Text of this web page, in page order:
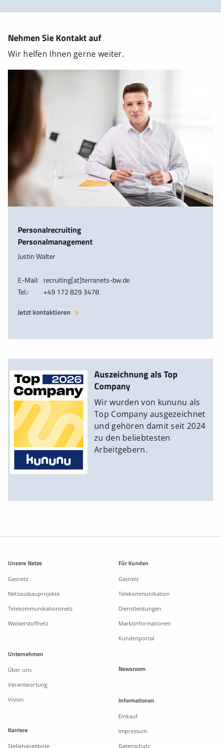
Nehmen Sie Kontakt auf
Wir helfen Ihnen gerne weiter.
Personalrecruiting
Personalmanagement
Justin Walter
E-Mail: recruiting[at]terranets-bw.de
Tel.:
+49 172 829 3478
Jetzt kontaktieren
Auszeichnung als Top
Company
Wir wurden von kununu als
Top Company ausgezeichnet
und gehören damit seit 2024
zu den beliebtesten
Arbeitgebern.
Weitere Informationen
Unsere Netze
Gasnetz
Netzausbauprojekte
Telekommunikationsnetz
Wasserstoffnetz
Für Kunden
Gasnetz
Telekommunikation
Dienstleistungen
Marktinformationen
Kundenportal
Unternehmen
Über uns
Verantwortung
Vision
Karriere
Stellenangebote
Newsroom
Informationen
Einkauf
Impressum
Datenschutz